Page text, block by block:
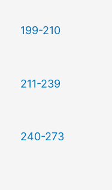
199-210
211-239
240-273